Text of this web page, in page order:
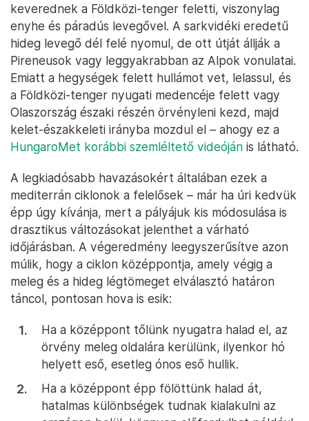
keverednek a Földközi-tenger feletti, viszonylag
enyhe és páradús levegővel. A sarkvidéki eredetű
hideg levegő dél felé nyomul, de ott útját állják a
Pireneusok vagy leggyakrabban az Alpok vonulatai.
Emiatt a hegységek felett hullámot vet, lelassul, és
a Földközi-tenger nyugati medencéje felett vagy
Olaszország északi részén örvényleni kezd, majd
kelet-északkeleti irányba mozdul el – ahogy ez a
HungaroMet korábbi szemléltető videóján is látható.
A legkiadósabb havazásokért általában ezek a
mediterrán ciklonok a felelősek – már ha úri kedvük
épp úgy kívánja, mert a pályájuk kis módosulása is
drasztikus változásokat jelenthet a várható
időjárásban. A végeredmény leegyszerűsítve azon
múlik, hogy a ciklon középpontja, amely végig a
meleg és a hideg légtömeget elválasztó határon
táncol, pontosan hova is esik:
Ha a középpont tőlünk nyugatra halad el, az
örvény meleg oldalára kerülünk, ilyenkor hó
helyett eső, esetleg ónos eső hullik.
Ha a középpont épp fölöttünk halad át,
hatalmas különbségek tudnak kialakulni az